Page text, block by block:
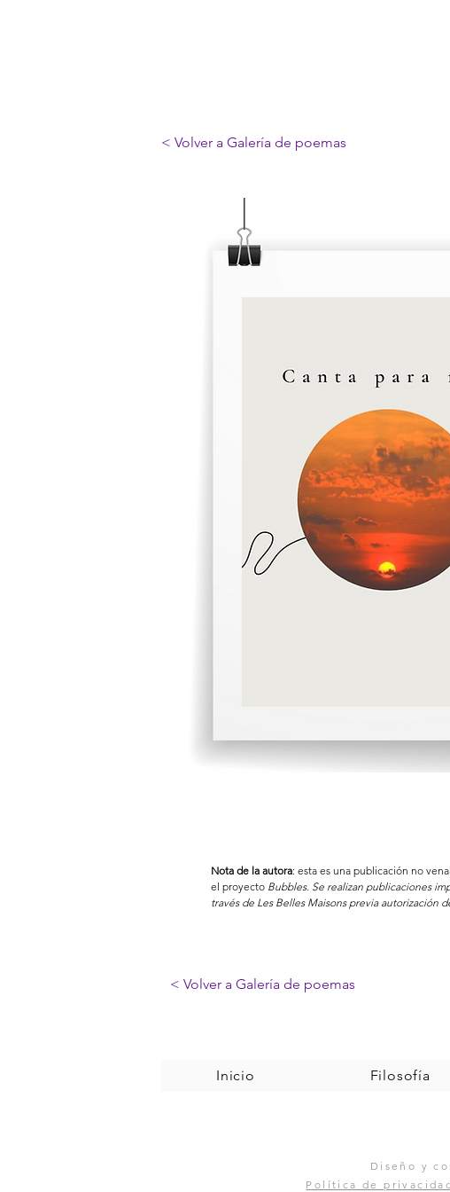
< Volver a Galería de poemas
Nota de la autora: esta es una publicación no
el proyecto Bubbles. Se realizan publicaciones
través de Les Belles Maisons previa autorización
< Volver a Galería de poemas
Inicio Filosofía
Diseño y
Política de